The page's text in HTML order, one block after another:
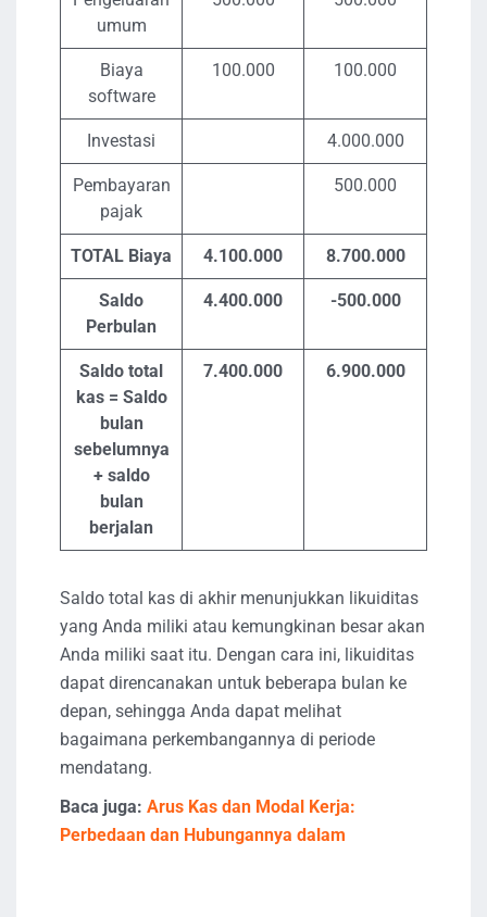
umum
Biaya
software
100.000 100.000
Investasi 4.000.000
Pembayaran
pajak
500.000
TOTAL Biaya 4.100.000 8.700.000
Saldo
Perbulan
4.400.000 -500.000
Saldo total
kas = Saldo
bulan
sebelumnya
+ saldo
bulan
berjalan
7.400.000 6.900.000
Saldo total kas di akhir menunjukkan likuiditas
yang Anda miliki atau kemungkinan besar akan
Anda miliki saat itu. Dengan cara ini, likuiditas
dapat direncanakan untuk beberapa bulan ke
depan, sehingga Anda dapat melihat
bagaimana perkembangannya di periode
mendatang.
Baca juga: Arus Kas dan Modal Kerja:
Perbedaan dan Hubungannya dalam